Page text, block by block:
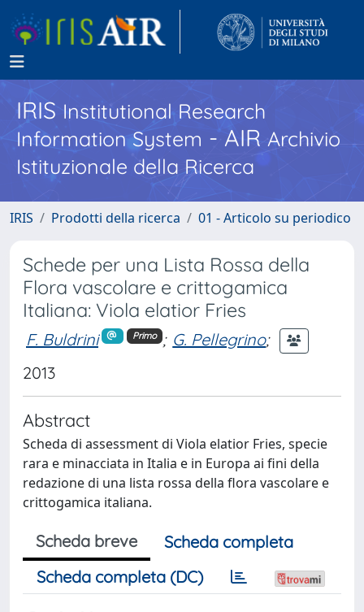
IRISInstitutional Research
Information System - AIR Archivio
Istituzionale della Ricerca
IRIS Prodotti della ricerca 01 - Articolo su periodico
Schede per una Lista Rossa della
Flora vascolare e crittogamica
Italiana: Viola elatior Fries
F. Buldrini Primo ; G. Pellegrino;
2013
Abstract
Scheda di assessment di Viola elatior Fries, specie
rara e minacciata in Italia e in Europa ai fini della
redazione di una lista rossa della flora vascolare e
crittogamica italiana.
Scheda breve
Scheda completa
Scheda completa (DC)